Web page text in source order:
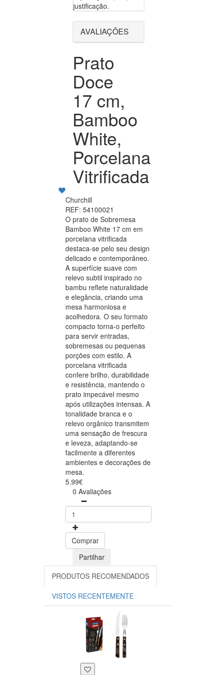
justificação.
AVALIAÇÕES
Prato
Doce
17 cm,
Bamboo
White,
Porcelana
Vitrificada
Churchill
REF: 54100021
O prato de Sobremesa
Bamboo White 17 cm em
porcelana vitrificada
destaca-se pelo seu design
delicado e contemporâneo.
A superfície suave com
relevo subtil inspirado no
bambu reflete naturalidade
e elegância, criando uma
mesa harmoniosa e
acolhedora. O seu formato
compacto torna-o perfeito
para servir entradas,
sobremesas ou pequenas
porções com estilo. A
porcelana vitrificada
confere brilho, durabilidade
e resistência, mantendo o
prato impecável mesmo
após utilizações intensas. A
tonalidade branca e o
relevo orgânico transmitem
uma sensação de frescura
e leveza, adaptando-se
facilmente a diferentes
ambientes e decorações de
mesa.
5.99€
0 Avaliações
Comprar
Partilhar
PRODUTOS RECOMENDADOS
VISTOS RECENTEMENTE